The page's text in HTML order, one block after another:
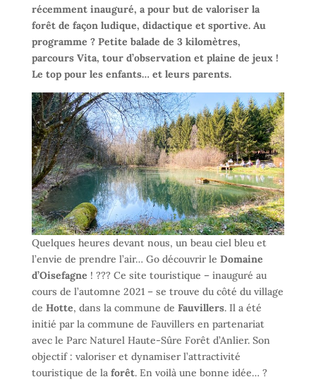
récemment inauguré, a pour but de valoriser la
forêt de façon ludique, didactique et sportive. Au
programme ? Petite balade de 3 kilomètres,
parcours Vita, tour d’observation et plaine de jeux !
Le top pour les enfants… et leurs parents.
Quelques heures devant nous, un beau ciel bleu et
l’envie de prendre l’air… Go découvrir le Domaine
d’Oisefagne ! ??? Ce site touristique – inauguré au
cours de l’automne 2021 – se trouve du côté du village
de Hotte, dans la commune de Fauvillers. Il a été
initié par la commune de Fauvillers en partenariat
avec le Parc Naturel Haute-Sûre Forêt d’Anlier. Son
objectif : valoriser et dynamiser l’attractivité
touristique de la forêt. En voilà une bonne idée… ?